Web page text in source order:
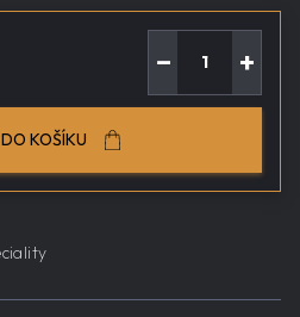
+
−
KOŠÍKU